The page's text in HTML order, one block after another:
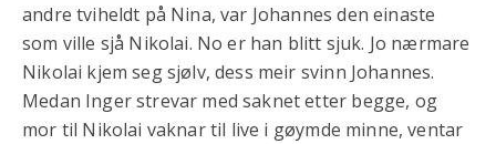
andre tviheldt på Nina, var Johannes den einaste
som ville sjå Nikolai. No er han blitt sjuk. Jo nærmare
Nikolai kjem seg sjølv, dess meir svinn Johannes.
Medan Inger strevar med saknet etter begge, og
mor til Nikolai vaknar til live i gøymde minne, ventar